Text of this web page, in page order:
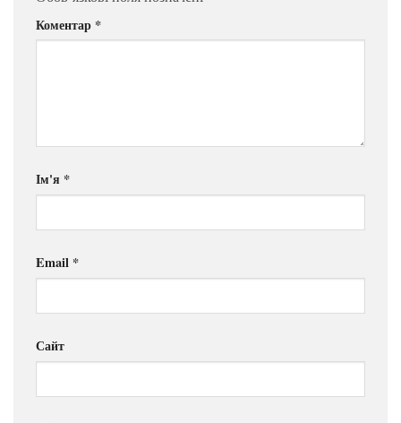
Коментар *
Ім'я *
Email *
Сайт